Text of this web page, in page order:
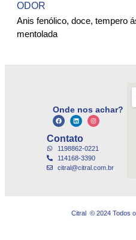
ODOR
Anis fenólico, doce, tempero
mentolada
Onde nos achar?
Contato
1198862-0221
114168-3390
citral@citral.com.br
Citral © 2024 Todos